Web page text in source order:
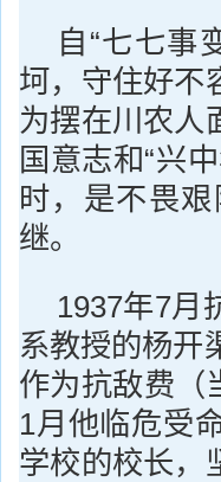
自“七七事
坷，守住好不
为摆在川农人
国意志和“兴
时，是不畏
继。
1937年7月
系教授的杨开
作为抗敌费（
1月他临危受
学校的校长，